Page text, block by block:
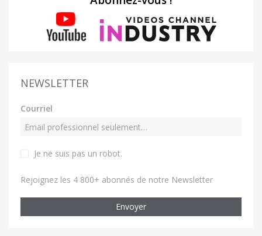
NEWSLETTER
Courriel
Je ne suis pas un robot.
Rejoignez les 4 800+ abonnés de notre Newsletter
Envoyer